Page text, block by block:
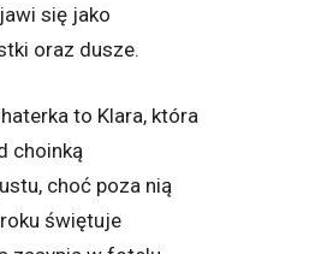
się jako
oraz dusze.
to Klara, która
choinką
choć poza nią
świętuje